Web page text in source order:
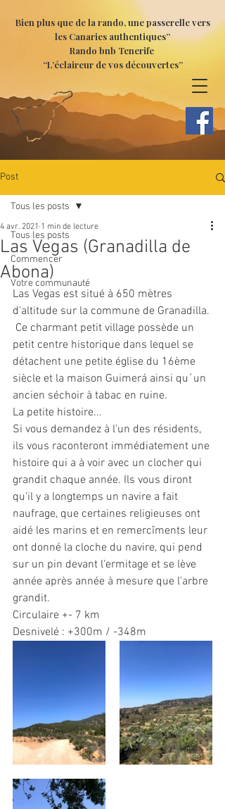
Bien plus que de la rando, une passerelle vers
les Canaries authentiques”
Rando bnb Tenerife
“L’éclaireur de vos découvertes”
Post
Tous les posts
Commencer
Votre communauté
Tous les posts
Las Vegas (Granadilla de
Abona)
4 avr. 2021 1 min de lecture
Las Vegas est situé à 650 mètres
d'altitude sur la commune de Granadilla.
Ce charmant petit village possède un
petit centre historique dans lequel se
détachent une petite église du 16ème
siècle et la maison Guimerá ainsi qu´un
ancien séchoir à tabac en ruine.
La petite histoire...
Si vous demandez à l'un des résidents,
ils vous raconteront immédiatement une
histoire qui a à voir avec un clocher qui
grandit chaque année. Ils vous diront
qu'il y a longtemps un navire a fait
naufrage, que certaines religieuses ont
aidé les marins et en remercîments leur
ont donné la cloche du navire, qui pend
sur un pin devant l'ermitage et se lève
année après année à mesure que l'arbre
grandit.
Circulaire +- 7 km
Desnivelé : +300m / -348m